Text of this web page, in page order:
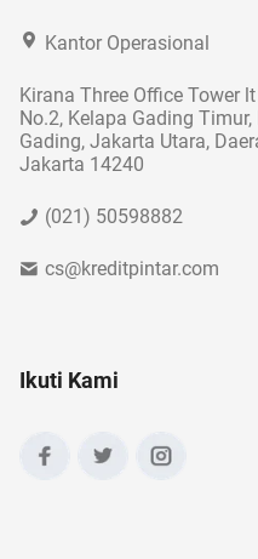
Kantor Operasional
Kirana Three Office Tower
No.2, Kelapa Gading
Gading, Jakarta Utara,
Jakarta 14240
(021) 50598882
cs@kreditpintar.com
Ikuti Kami